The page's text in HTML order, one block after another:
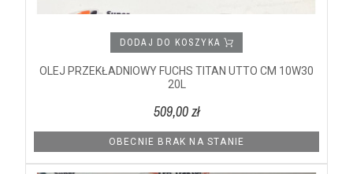
DODAJ DO KOSZYKA
OLEJ PRZEKŁADNIOWY FUCHS TITAN UTTO CM 10W30
20L
509,00 zł
OBECNIE BRAK NA STANIE